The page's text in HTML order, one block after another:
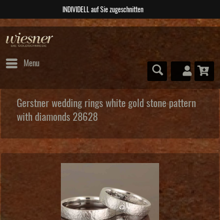
ABSOLUTE Unikate
Menu
Gerstner wedding rings white gold stone pattern
with diamonds 28628